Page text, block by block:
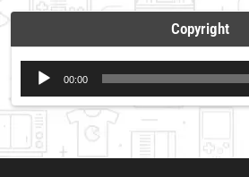
Copyright
Reproductor
de
audio
00:00